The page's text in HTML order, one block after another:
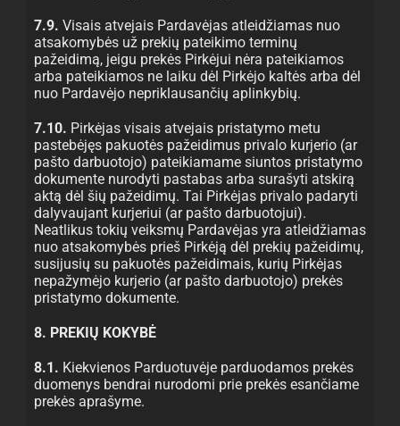
7.9. Visais atvejais Pardavėjas atleidžiamas nuo
atsakomybės už prekių pateikimo terminų
pažeidimą, jeigu prekės Pirkėjui nėra pateikiamos
arba pateikiamos ne laiku dėl Pirkėjo kaltės arba dėl
nuo Pardavėjo nepriklausančių aplinkybių.
7.10. Pirkėjas visais atvejais pristatymo metu
pastebėjęs pakuotės pažeidimus privalo kurjerio (ar
pašto darbuotojo) pateikiamame siuntos pristatymo
dokumente nurodyti pastabas arba surašyti atskirą
aktą dėl šių pažeidimų. Tai Pirkėjas privalo padaryti
dalyvaujant kurjeriui (ar pašto darbuotojui).
Neatlikus tokių veiksmų Pardavėjas yra atleidžiamas
nuo atsakomybės prieš Pirkėją dėl prekių pažeidimų,
susijusių su pakuotės pažeidimais, kurių Pirkėjas
nepažymėjo kurjerio (ar pašto darbuotojo) prekės
pristatymo dokumente.
8. PREKIŲ KOKYBĖ
8.1. Kiekvienos Parduotuvėje parduodamos prekės
duomenys bendrai nurodomi prie prekės esančiame
prekės aprašyme.